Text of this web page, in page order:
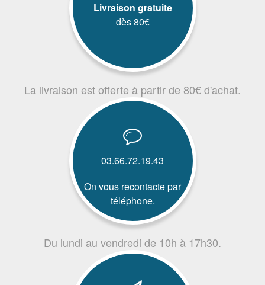
Livraison gratuite
dès 80€
La livraison est offerte à partir de 80€ d'achat.
03.66.72.19.43
On vous recontacte par
téléphone.
Du lundi au vendredi de 10h à 17h30.